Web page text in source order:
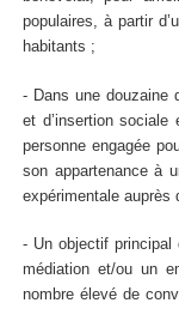
populaires, à partir
habitants ;
- Dans une douzaine
et d’insertion
personne engagée
son appartenance à
expérimentale auprès
- Un objectif principal
médiation et/ou un
nombre élevé de